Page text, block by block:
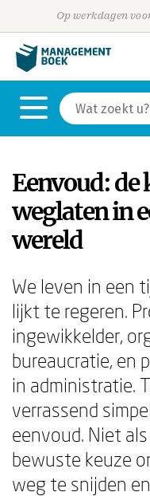
Op werkdagen
Eenvoud:
weglaten in
wereld
We leven in een
lijkt te regeren.
ingewikkelder,
bureaucratie, en
in administratie.
verrassend
eenvoud. Niet
bewuste keuze
weg te snijden